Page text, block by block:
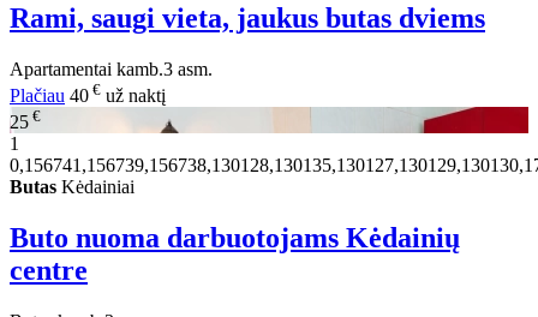
Rami, saugi vieta, jaukus butas dviems
Apartamentai kamb.3 asm.
Plačiau 40 € už naktį
25 €
1
Butas Kėdainiai
Buto nuoma darbuotojams Kėdainių
centre